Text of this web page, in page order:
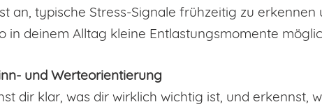
an, typische Stress-Signale frühzeitig zu
in deinem Alltag kleine Entlastungsmomente
und Werteorientierung
dir klar, was dir wirklich wichtig ist, und